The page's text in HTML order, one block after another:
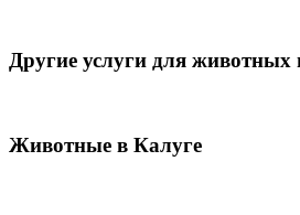
Другие услуги для животных
Животные в Калуге